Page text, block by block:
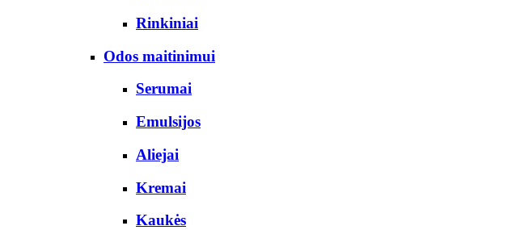
Rinkiniai
Odos maitinimui
Serumai
Emulsijos
Aliejai
Kremai
Kaukės